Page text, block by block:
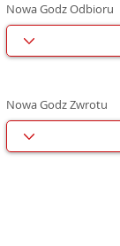
Nowa Godz Odbioru
Nowa Godz Zwrotu